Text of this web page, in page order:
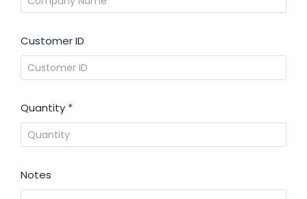
Customer ID
Quantity *
Notes